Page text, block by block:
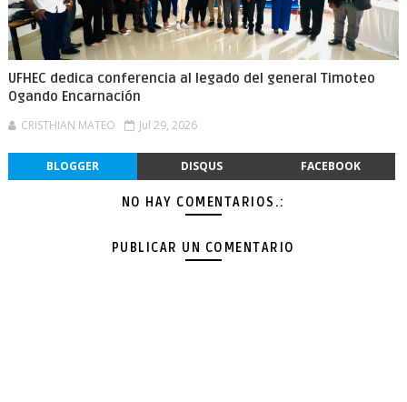
UFHEC dedica conferencia al legado del general Timoteo
Ogando Encarnación
CRISTHIAN MATEO Jul 29, 2026
BLOGGER DISQUS FACEBOOK
NO HAY COMENTARIOS.:
PUBLICAR UN COMENTARIO